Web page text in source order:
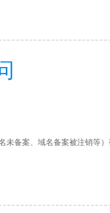
备案、域名备案被注销等）